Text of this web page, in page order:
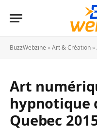
BuzzWebzine »Art & Création »
Art
hypnotique
Quebec